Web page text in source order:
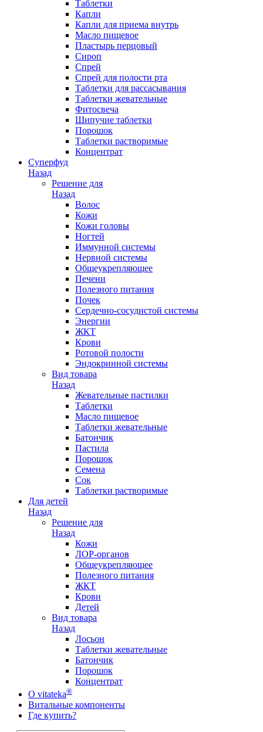
Таблетки
Капли
Капли для приема внутрь
Масло пищевое
Пластырь перцовый
Сироп
Спрей
Спрей для полости рта
Таблетки для рассасывания
Таблетки жевательные
Фитосвеча
Шипучие таблетки
Порошок
Таблетки растворимые
Концентрат
Суперфуд
Назад
Решение для
Назад
Волос
Кожи
Кожи головы
Ногтей
Иммунной системы
Нервной системы
Общеукрепляющее
Печени
Полезного питания
Почек
Сердечно-сосудистой системы
Энергии
ЖКТ
Крови
Ротовой полости
Эндокринной системы
Вид товара
Назад
Жевательные пастилки
Таблетки
Масло пищевое
Таблетки жевательные
Батончик
Пастила
Порошок
Семена
Сок
Таблетки растворимые
Для детей
Назад
Решение для
Назад
Кожи
ЛОР-органов
Общеукрепляющее
Полезного питания
ЖКТ
Крови
Детей
Вид товара
Назад
Лосьон
Таблетки жевательные
Батончик
Порошок
Концентрат
О vitateka®
Витальные компоненты
Где купить?